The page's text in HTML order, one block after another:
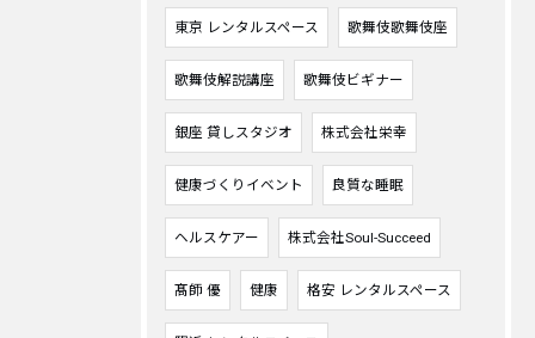
東京 レンタルスペース 歌舞伎歌舞伎座
歌舞伎解説講座 歌舞伎ビギナー
銀座 貸しスタジオ 株式会社栄幸
健康づくりイベント 良質な睡眠
ヘルスケアー 株式会社Soul-Succeed
髙師 優 健康 格安 レンタルスペース